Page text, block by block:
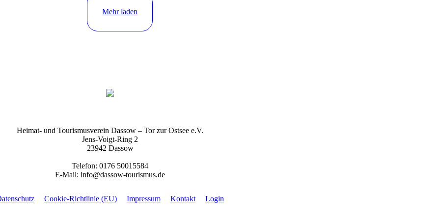
Mehr laden
Heimat- und Tourismusverein Dassow – Tor zur Ostsee e.V.
Jens-Voigt-Ring 2
23942 Dassow
Telefon: 0176 50015584
E-Mail: info@dassow-tourismus.de
Cookie-Richtlinie (EU) Impressum Kontakt Login